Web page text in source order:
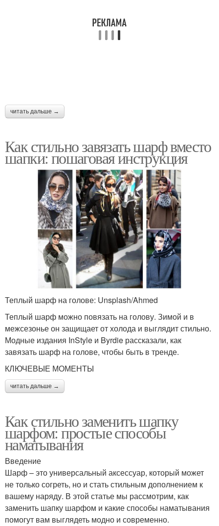
читать дальше →
Как стильно завязать шарф вместо
шапки: пошаговая инструкция
Теплый шарф на голове: Unsplash/Ahmed
Теплый шарф можно повязать на голову. Зимой и в
межсезонье он защищает от холода и выглядит стильно.
Модные издания InStyle и Byrdie рассказали, как
завязать шарф на голове, чтобы быть в тренде.
КЛЮЧЕВЫЕ МОМЕНТЫ
читать дальше →
Как стильно заменить шапку
шарфом: простые способы
наматывания
Введение
Шарф – это универсальный аксессуар, который может
не только согреть, но и стать стильным дополнением к
вашему наряду. В этой статье мы рассмотрим, как
заменить шапку шарфом и какие способы наматывания
помогут вам выглядеть модно и современно.